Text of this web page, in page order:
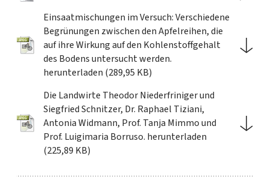
Einsaatmischungen im Versuch: Verschiedene
Begrünungen zwischen den Apfelreihen, die
auf ihre Wirkung auf den Kohlenstoffgehalt
des Bodens untersucht werden.
herunterladen (289,95 KB)
Die Landwirte Theodor Niederfriniger und
Siegfried Schnitzer, Dr. Raphael Tiziani,
Antonia Widmann, Prof. Tanja Mimmo und
Prof. Luigimaria Borruso. herunterladen
(225,89 KB)